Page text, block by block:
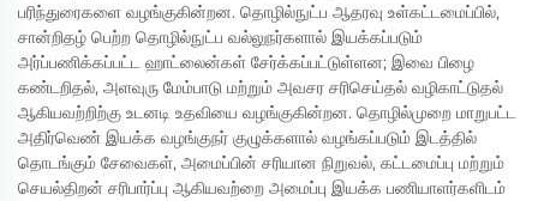
பரிந்துரைகளை வழங்குகின்றன. தொழில்நுட்ப ஆதரவு உள்கட்டமைப்பில்,
சான்றிதழ் பெற்ற தொழில்நுட்ப வல்லுநர்களால் இயக்கப்படும்
அர்ப்பணிக்கப்பட்ட ஹாட்லைன்கள் சேர்க்கப்பட்டுள்ளன; இவை பிழை
கண்டறிதல், அளவுரு மேம்பாடு மற்றும் அவசர சரிசெய்தல் வழிகாட்டுதல்
ஆகியவற்றிற்கு உடனடி உதவியை வழங்குகின்றன. தொழில்முறை மாறுபட்ட
அதிர்வெண் இயக்க வழங்குநர் குழுக்களால் வழங்கப்படும் இடத்தில்
தொடங்கும் சேவைகள், அமைப்பின் சரியான நிறுவல், கட்டமைப்பு மற்றும்
செயல்திறன் சரிபார்ப்பு ஆகியவற்றை அமைப்பு இயக்க பணியாளர்களிடம்